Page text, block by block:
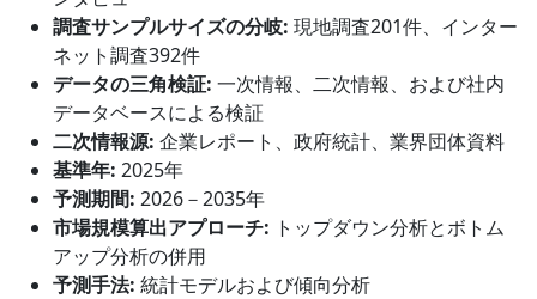
調査サンプルサイズの分岐: 現地調査201件、インター
ネット調査392件
データの三角検証: 一次情報、二次情報、および社内
データベースによる検証
二次情報源: 企業レポート、政府統計、業界団体資料
基準年: 2025年
予測期間: 2026－2035年
市場規模算出アプローチ: トップダウン分析とボトム
アップ分析の併用
予測手法: 統計モデルおよび傾向分析